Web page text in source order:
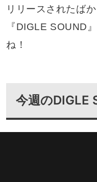
リリースされたば
『DIGLE SOUND
ね！
今週のDIGLE